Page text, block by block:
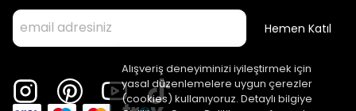
Alışveriş deneyiminizi iyileştirmek için
yasal düzenlemelere uygun çerezler
(cookies) kullanıyoruz. Detaylı bilgiye
Hemen Katıl